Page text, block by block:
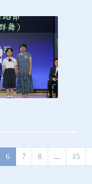
6 7 8 ... 15